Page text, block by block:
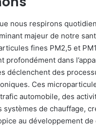
nous respirons
majeur de notre
fines PM2,5 et
profondément dans
déclenchent des
Ces
automobile, des
systèmes de chauffage,
au développement de